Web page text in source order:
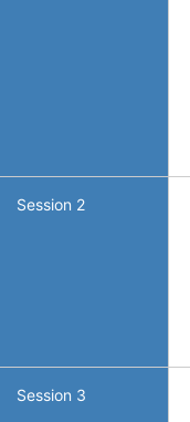
Session 2
Session 3